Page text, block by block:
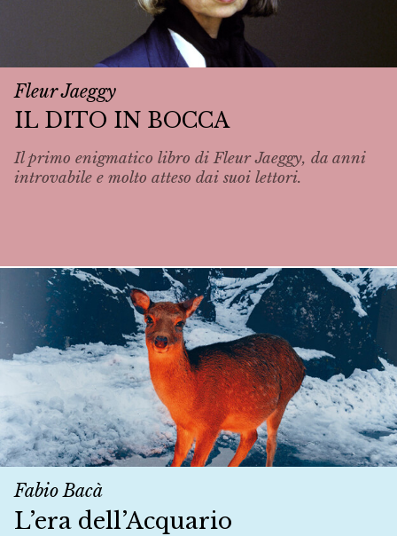
Fleur Jaeggy
IL DITO IN BOCCA
Il primo enigmatico libro di Fleur Jaeggy, da anni
introvabile e molto atteso dai suoi lettori.
Fabio Bacà
L’era dell’Acquario